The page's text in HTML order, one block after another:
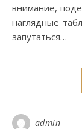
внимание,
наглядные
запутаться…
admin